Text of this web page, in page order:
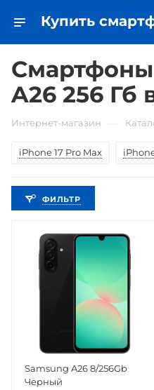
A26 256 Гб
Интернет-магазин
iPhone 17 Pro Max
ФИЛЬТР
Samsung A26 8/256Gb
Черный